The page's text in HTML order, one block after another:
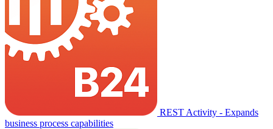
REST Activity - Expands
business process capabilities